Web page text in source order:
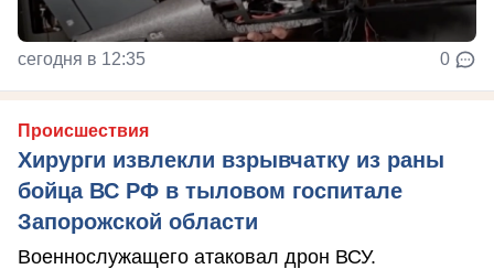
сегодня в 12:35 0
Происшествия
Хирурги извлекли взрывчатку из раны
бойца ВС РФ в тыловом госпитале
Запорожской области
Военнослужащего атаковал дрон ВСУ.